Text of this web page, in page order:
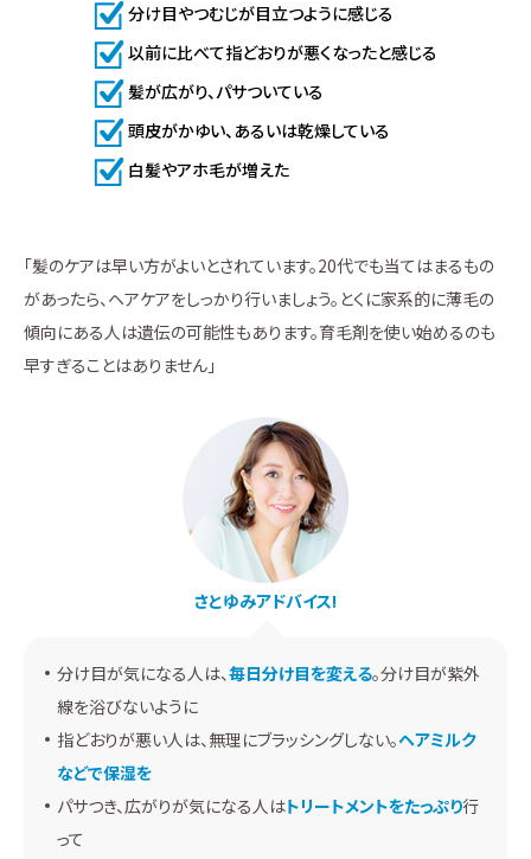
分け目やつむじが目立つように感じる
以前に比べて指どおりが悪くなったと感じる
髪が広がり、パサついている
頭皮がかゆい、あるいは乾燥している
白髪やアホ毛が増えた
「髪のケアは早い方がよいとされています。20代でも当てはまるもの
があったら、ヘアケアをしっかり行いましょう。とくに家系的に薄毛の
傾向にある人は遺伝の可能性もあります。育毛剤を使い始めるのも
早すぎることはありません」
さとゆみアドバイス!
分け目が気になる人は、毎日分け目を変える。分け目が紫外
線を浴びないように
指どおりが悪い人は、無理にブラッシングしない。ヘアミルク
などで保湿を
パサつき、広がりが気になる人はトリートメントをたっぷり行
って